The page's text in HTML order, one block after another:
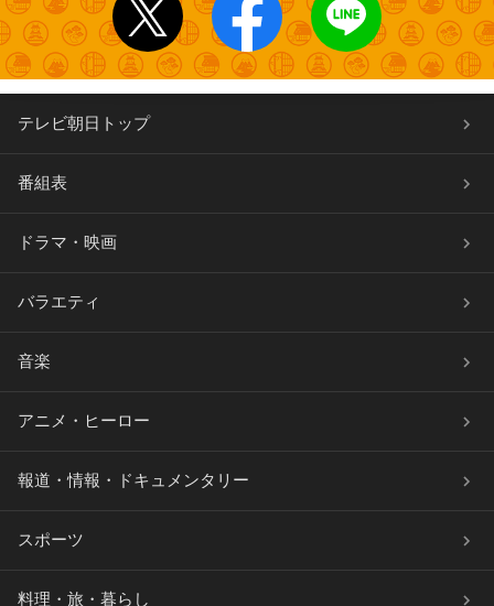
テレビ朝日トップ
番組表
ドラマ・映画
バラエティ
音楽
アニメ・ヒーロー
報道・情報・ドキュメンタリー
スポーツ
料理・旅・暮らし